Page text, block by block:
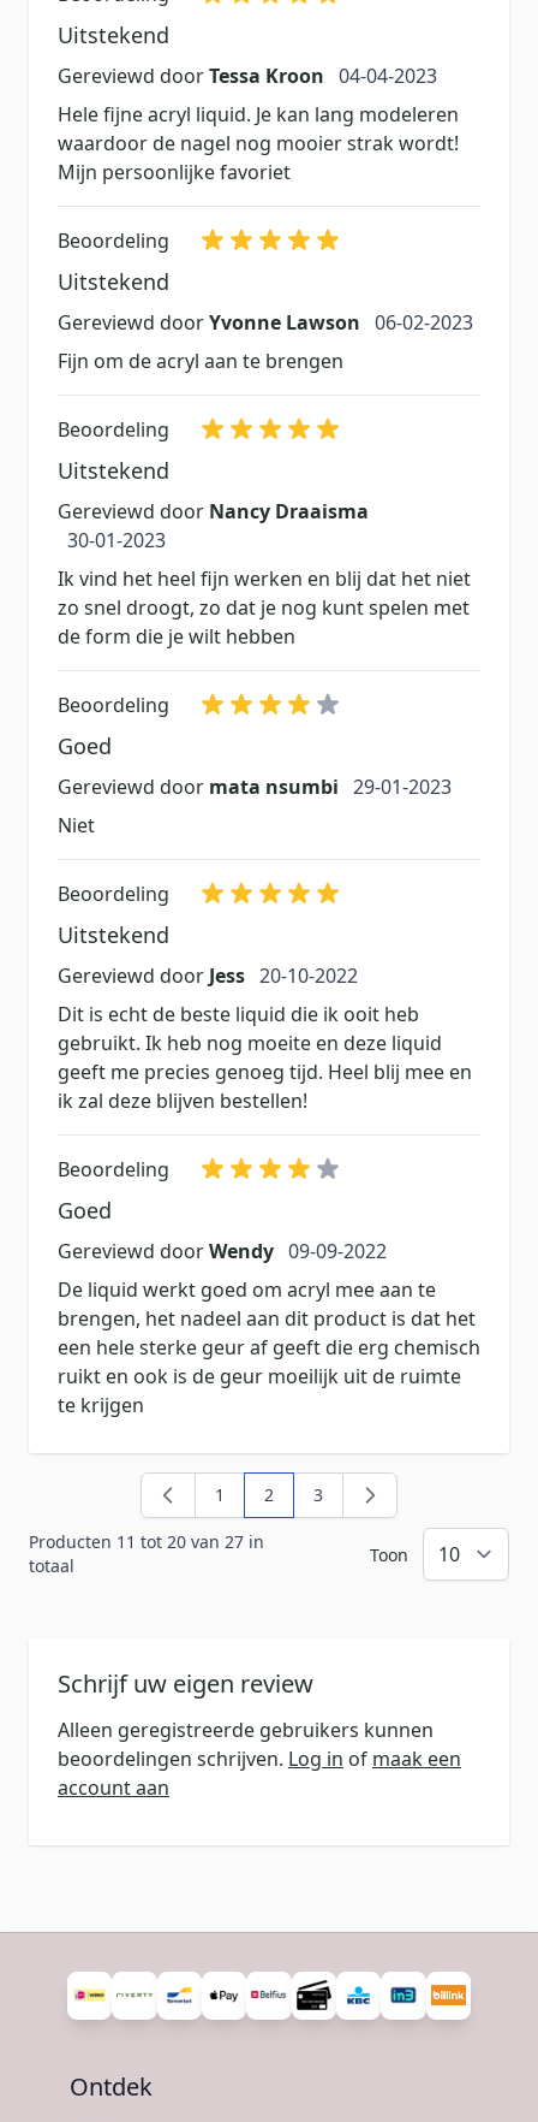
Uitstekend
Gereviewd doorTessa Kroon 4 april 2023
04-04-2023
Hele fijne acryl liquid. Je kan lang modeleren
waardoor de nagel nog mooier strak wordt!
Mijn persoonlijke favoriet
Beoordeling
Uitstekend
Gereviewd doorYvonne Lawson 6 februari 2023
06-02-2023
Fijn om de acryl aan te brengen
Beoordeling
Uitstekend
Gereviewd door Nancy Draaisma
30 januari 2023
30-01-2023
Ik vind het heel fijn werken en blij dat het niet
zo snel droogt, zo dat je nog kunt spelen met
de form die je wilt hebben
Beoordeling
Goed
Gereviewd door mata nsumbi 29 januari 2023
29-01-2023
Niet
Beoordeling
Uitstekend
Gereviewd door Jess 20 oktober 2022
20-10-2022
Dit is echt de beste liquid die ik ooit heb
gebruikt. Ik heb nog moeite en deze liquid
geeft me precies genoeg tijd. Heel blij mee en
ik zal deze blijven bestellen!
Beoordeling
Goed
Gereviewd doorWendy 9 september 2022
09-09-2022
De liquid werkt goed om acryl mee aan te
brengen, het nadeel aan dit product is dat het
een hele sterke geur af geeft die erg chemisch
ruikt en ook is de geur moeilijk uit de ruimte
te krijgen
Producten 11 tot 20 van 27 in
totaal
Pagina
1 U lees momenteel pagina
2 Pagina
3
Toon
Schrijf uw eigen review
Alleen geregistreerde gebruikers kunnen
beoordelingen schrijven. Log in of maak een
account aan
Ontdek